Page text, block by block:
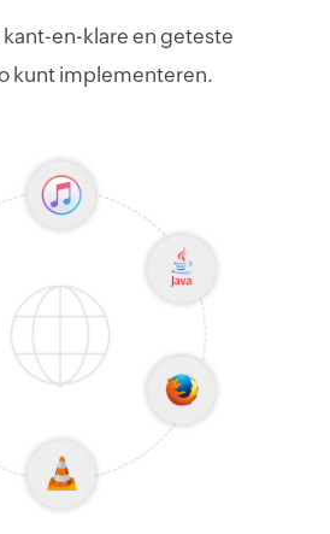
en-klare en geteste
kunt implementeren.